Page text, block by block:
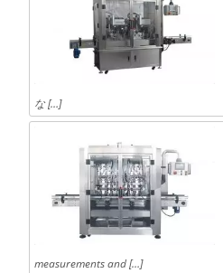
な […]
measurements and […]